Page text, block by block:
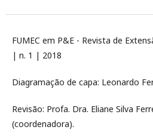
FUMEC em P&E - Revista de
| n. 1 | 2018
Diagramação de capa: Leonardo
Revisão: Profa. Dra. Eliane Silva
(coordenadora).